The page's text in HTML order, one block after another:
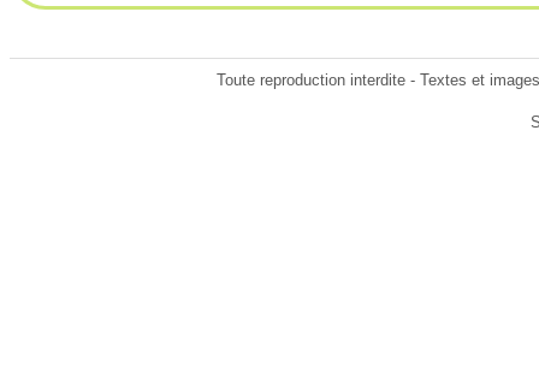
Toute reproduction interdite - Textes et